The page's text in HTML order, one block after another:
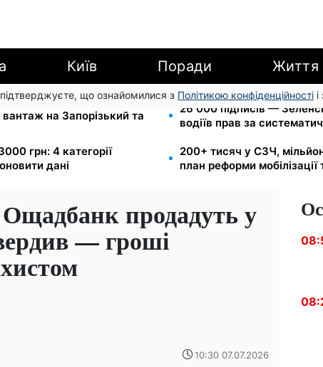
Київ Поради Життя
що ознайомилися з Політикою конфіденційності
для реанімації:
на Запорізький та
26 000 підписів —
водіїв прав за
грн: 4 категорії
дані
200+ тисяч у СЗЧ,
план реформи
продадуть у
— гроші
10:30 07.07.2026